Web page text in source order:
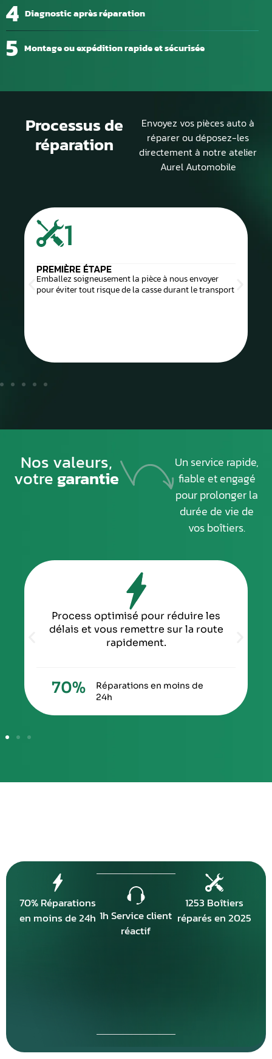
4 Diagnostic après réparation
5 Montage ou expédition rapide et sécurisée
Processus de
réparation
Envoyez vos pièces auto à
réparer ou déposez-les
directement à notre atelier
Aurel Automobile
1
PREMIÈRE ÉTAPE
Emballez soigneusement la pièce à nous envoyer
pour éviter tout risque de la casse durant le transport
Nos valeurs,
votregarantie
Un service rapide,
fiable et engagé
pour prolonger la
durée de vie de
vos boîtiers.
Process optimisé pour réduire les
délais et vous remettre sur la route
rapidement.
Réparations en moins de
24h
70%
70% Réparations
en moins de 24h 1h Service client
réactif
1253 Boîtiers
réparés en 2025